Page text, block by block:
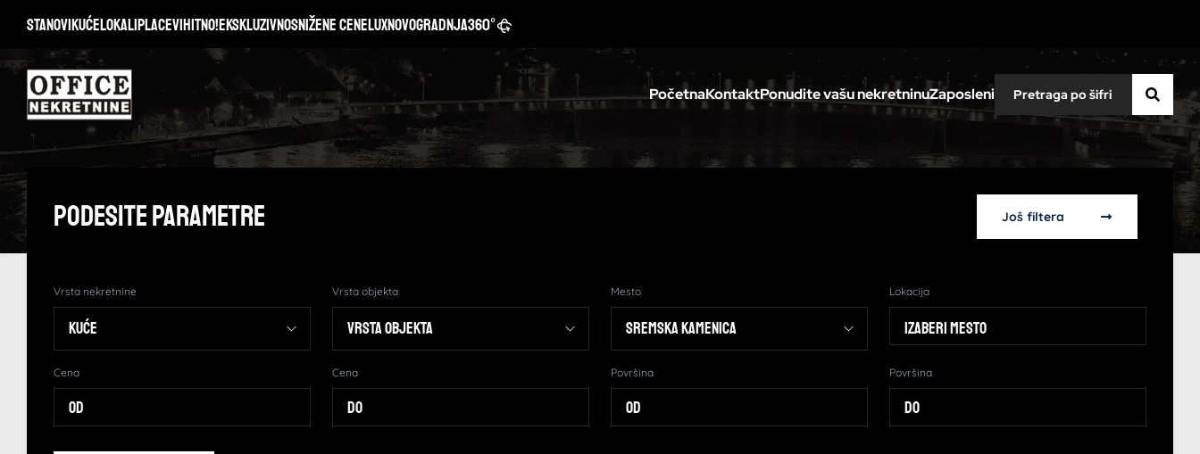
StanoviKućeLokaliPlaceviHitno!EkskluzivnoSnižene ceneLuxNovogradnja360°
PočetnaKontaktPonudite vašu nekretninuZaposleni
Podesite Parametre Još filtera
Vrsta nekretnine Vrsta objekta Mesto Lokacija
Izaberi mesto
Cena Cena Površina Površina